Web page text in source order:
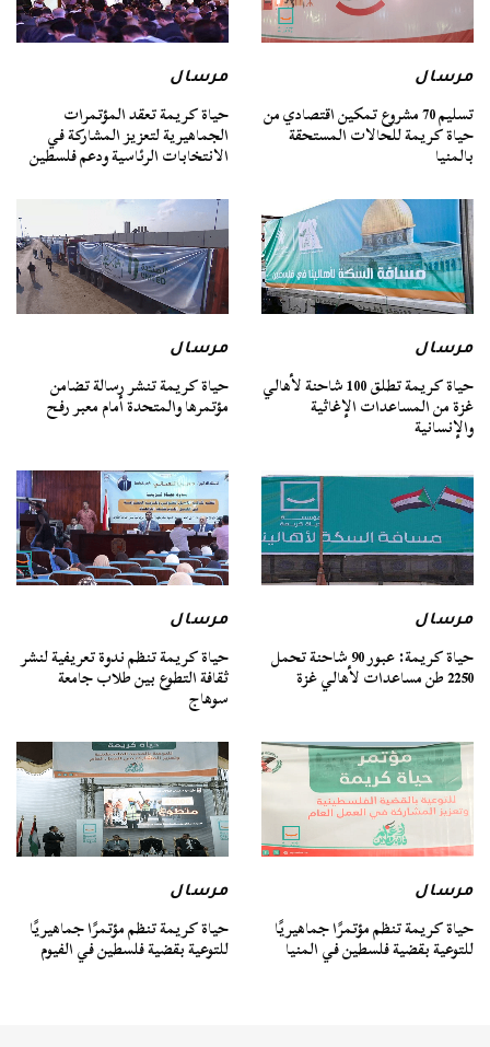
مرسال
تسليم 70 مشروع تمكين اقتصادي من
حياة كريمة للحالات المستحقة
بالمنيا
مرسال
حياة كريمة تعقد المؤتمرات
الجماهيرية لتعزيز المشاركة في
الانتخابات الرئاسية ودعم فلسطين
مرسال
حياة كريمة تطلق 100 شاحنة لأهالي
غزة من المساعدات الإغاثية
والإنسانية
مرسال
حياة كريمة تنشر رسالة تضامن
مؤتمرها والمتحدة أمام معبر رفح
مرسال
حياة كريمة: عبور 90 شاحنة تحمل
2250 طن مساعدات لأهالي غزة
مرسال
حياة كريمة تنظم ندوة تعريفية لنشر
ثقافة التطوع بين طلاب جامعة
سوهاج
مرسال
حياة كريمة تنظم مؤتمرًا جماهيريًا
للتوعية بقضية فلسطين في المنيا
مرسال
حياة كريمة تنظم مؤتمرًا جماهيريًا
للتوعية بقضية فلسطين في الفيوم